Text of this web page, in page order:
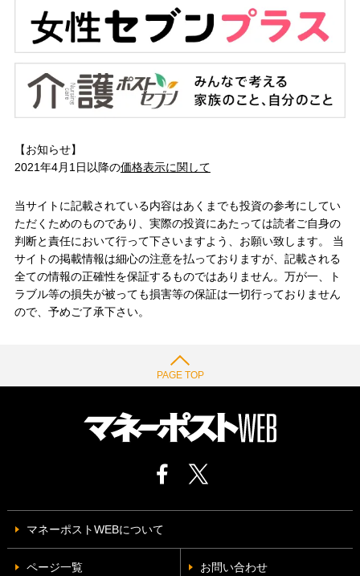
【お知らせ】
2021年4月1日以降の価格表示に関して
当サイトに記載されている内容はあくまでも投資の参考にしてい
ただくためのものであり、実際の投資にあたっては読者ご自身の
判断と責任において行って下さいますよう、お願い致します。 当
サイトの掲載情報は細心の注意を払っておりますが、記載される
全ての情報の正確性を保証するものではありません。万が一、ト
ラブル等の損失が被っても損害等の保証は一切行っておりません
ので、予めご了承下さい。
PAGE TOP
マネーポストWEBについて
ページ一覧 お問い合わせ